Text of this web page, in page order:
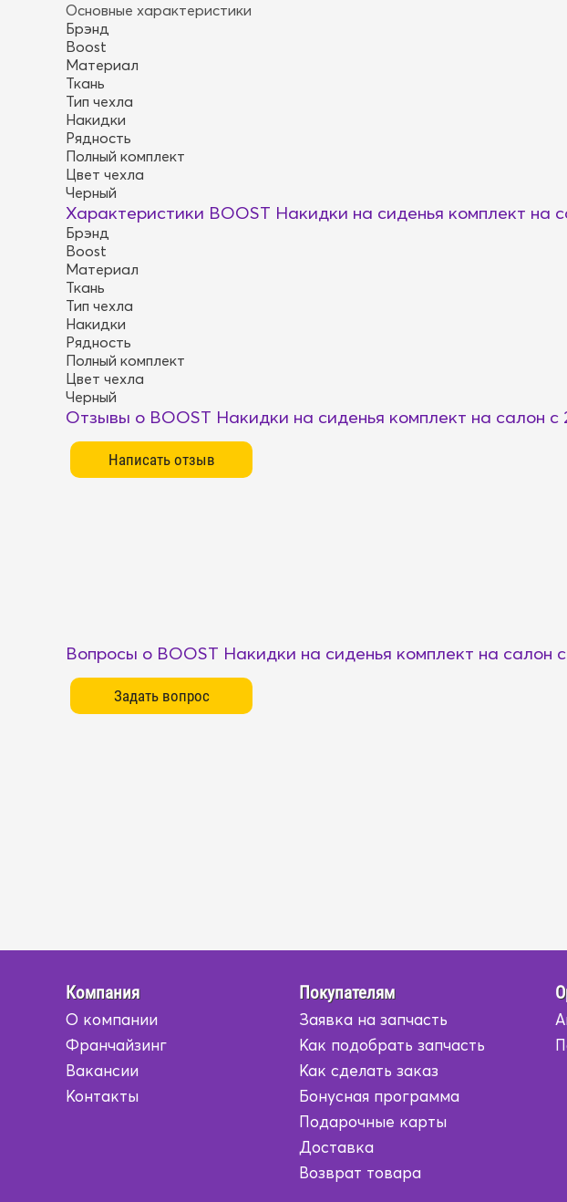
Основные характеристики
Брэнд
Boost
Материал
Ткань
Тип чехла
Накидки
Рядность
Полный комплект
Цвет чехла
Черный
Характеристики BOOST Накидки на сиденья комплект на
Брэнд
Boost
Материал
Ткань
Тип чехла
Накидки
Рядность
Полный комплект
Цвет чехла
Черный
Отзывы о BOOST Накидки на сиденья комплект на салон с
Вопросы о BOOST Накидки на сиденья комплект на салон
Компания
О компании
Франчайзинг
Вакансии
Контакты
Покупателям
Заявка на запчасть
Как подобрать запчасть
Как сделать заказ
Бонусная программа
Подарочные карты
Доставка
Возврат товара